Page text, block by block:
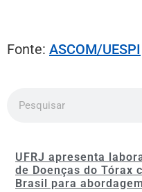
Fonte: ASCOM/UESPI
UFRJ apresenta
de Doenças do Tórax
Brasil para